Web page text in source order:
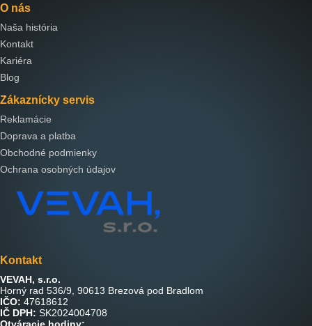
O nás
Naša história
Kontakt
Kariéra
Blog
Zákaznícky servis
Reklamácie
Doprava a platba
Obchodné podmienky
Ochrana osobných údajov
Kontakt
VEVAH, s.r.o.
Horný rad 536/9, 90613 Brezová pod Bradlom
IČO: 47618612
IČ DPH: SK2024004708
Otváracie hodiny: